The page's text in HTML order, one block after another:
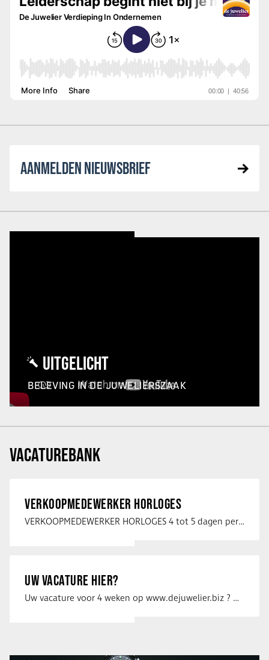
AANMELDEN NIEUWSBRIEF
UITGELICHT
BELEVING IN DE JUWELIERSZAAK
VACATUREBANK
VERKOOPMEDEWERKER HORLOGES
VERKOOPMEDEWERKER HORLOGES 4 tot 5 dagen per week Heb jij een passie voor …
UW VACATURE HIER?
Uw vacature voor 4 weken op www.dejuwelier.biz ? Neem dan contact op met …